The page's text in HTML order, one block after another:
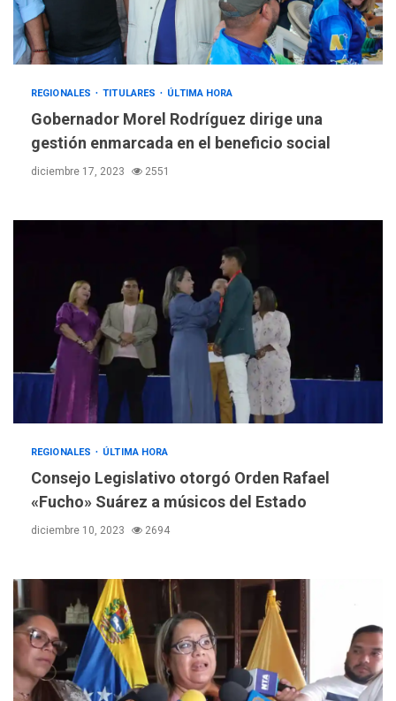
REGIONALES TITULARES ÚLTIMA HORA
Gobernador Morel Rodríguez dirige una
gestión enmarcada en el beneficio social
diciembre 17, 2023 2551
REGIONALES ÚLTIMA HORA
Consejo Legislativo otorgó Orden Rafael
«Fucho» Suárez a músicos del Estado
diciembre 10, 2023 2694